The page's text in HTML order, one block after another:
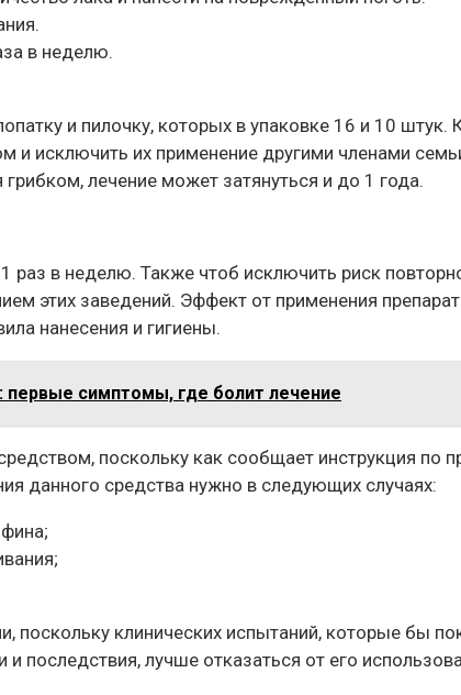
в неделю.
и пилочку, которых в упаковке 16 и 10 штук.
исключить их применение другими членами
лечение может затянуться и до 1 года.
раз в неделю. Также чтоб исключить риск
этих заведений. Эффект от применения
нанесения и гигиены.
первые симптомы, где болит лечение
поскольку как сообщает инструкция по
данного средства нужно в следующих случаях:
клинических испытаний, которые бы
последствия, лучше отказаться от его